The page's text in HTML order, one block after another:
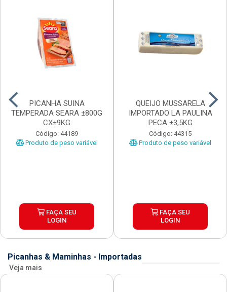
PICANHA SUINA
TEMPERADA SEARA ±800G
CX±9KG
Código: 44189
Produto de peso variável
FAÇA SEU
LOGIN
QUEIJO MUSSARELA
IMPORTADO LA PAULINA
PECA ±3,5KG
Código: 44315
Produto de peso variável
FAÇA SEU
LOGIN
Picanhas & Maminhas - Importadas
Veja mais